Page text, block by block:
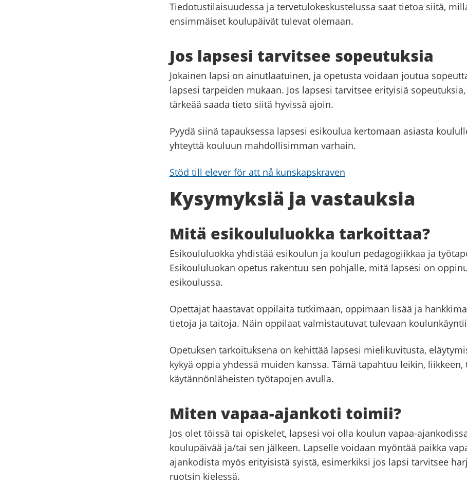
Tiedotustilaisuudessa ja tervetulokeskustelussa saat tietoa siitä,
ensimmäiset koulupäivät tulevat olemaan.
Jos lapsesi tarvitsee sopeutuksia
Jokainen lapsi on ainutlaatuinen, ja opetusta voidaan joutua
lapsesi tarpeiden mukaan. Jos lapsesi tarvitsee erityisiä
tärkeää saada tieto siitä hyvissä ajoin.
Pyydä siinä tapauksessa lapsesi esikoulua kertomaan asiasta
yhteyttä kouluun mahdollisimman varhain.
Stöd till elever för att nå kunskapskraven
Kysymyksiä ja vastauksia
Mitä esikoululuokka tarkoittaa?
Esikoululuokka yhdistää esikoulun ja koulun pedagogiikkaa ja
Esikoululuokan opetus rakentuu sen pohjalle, mitä lapsesi on
esikoulussa.
Opettajat haastavat oppilaita tutkimaan, oppimaan lisää ja
tietoja ja taitoja. Näin oppilaat valmistautuvat tulevaan
Opetuksen tarkoituksena on kehittää lapsesi mielikuvitusta,
kykyä oppia yhdessä muiden kanssa. Tämä tapahtuu leikin,
käytännönläheisten työtapojen avulla.
Miten vapaa-ajankoti toimii?
Jos olet töissä tai opiskelet, lapsesi voi olla koulun vapaa-
koulupäivää ja/tai sen jälkeen. Lapselle voidaan myöntää paikka
ajankodista myös erityisistä syistä, esimerkiksi jos lapsi tarvitsee
ruotsin kielessä.